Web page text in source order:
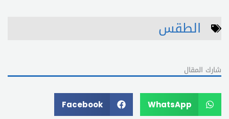
الطقس
شارك المقال
WhatsApp
Facebook